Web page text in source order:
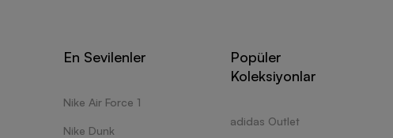
En Sevilenler
Nike Air Force 1
Nike Dunk
Popüler
Koleksiyonlar
adidas Outlet